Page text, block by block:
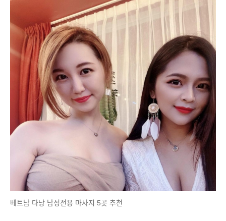
베트남 다낭 남성전용 마사지 5곳 추천